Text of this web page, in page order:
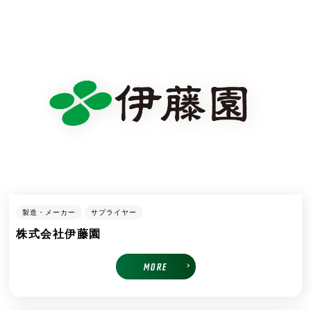
製造・メーカー サプライヤー
株式会社伊藤園
MORE